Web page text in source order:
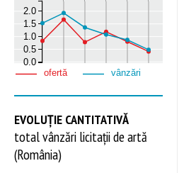
0.0
0.5
1.0
1.5
2.0
ofertă vânzări
EVOLUȚIE CANTITATIVĂ
total vânzări licitații de artă
(România)